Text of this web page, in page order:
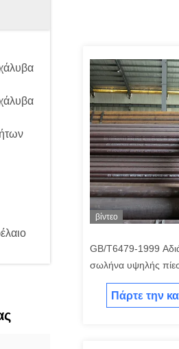
βίντεο
GB/T6479-1999
σωλήνα υψηλής
λιπασμάτων
Πάρτε την